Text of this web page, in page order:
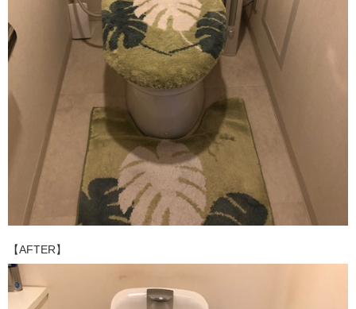
【AFTER】